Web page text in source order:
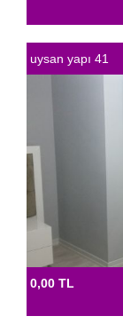
uysan yapı 41
0,00 TL